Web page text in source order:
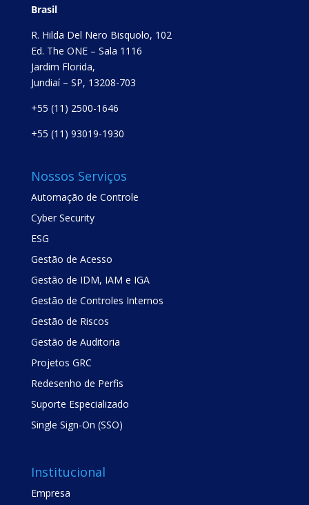
Brasil
R. Hilda Del Nero Bisquolo, 102
Ed. The ONE – Sala 1116
Jardim Florida,
Jundiaí – SP, 13208-703
+55 (11) 2500-1646
+55 (11) 93019-1930
Nossos Serviços
Automação de Controle
Cyber Security
ESG
Gestão de Acesso
Gestão de IDM, IAM e IGA
Gestão de Controles Internos
Gestão de Riscos
Gestão de Auditoria
Projetos GRC
Redesenho de Perfis
Suporte Especializado
Single Sign-On (SSO)
Institucional
Empresa